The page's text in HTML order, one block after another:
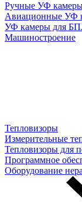
Ручные УФ
Авиационные УФ
УФ камеры для
Машиностроение
Тепловизоры
Измерительные
Тепловизоры для
Программное
Оборудование